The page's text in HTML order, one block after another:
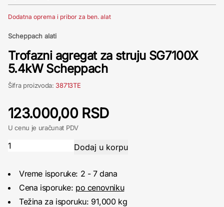
Dodatna oprema i pribor za ben. alat
Scheppach alati
Trofazni agregat za struju SG7100X
5.4kW Scheppach
Šifra proizvoda: 38713TE
123.000,00 RSD
U cenu je uračunat PDV
Vreme isporuke: 2 - 7 dana
Cena isporuke: po cenovniku
Težina za isporuku: 91,000 kg